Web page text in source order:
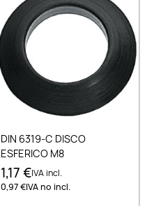
DIN 6319-C DISCO
ESFERICO M8
1,17 €IVA incl.
0,97 €IVA no incl.